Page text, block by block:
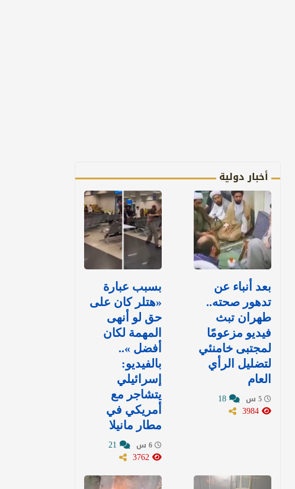
أخبار دولية
بعد أنباء عن
تدهور صحته..
طهران تبث
فيديو مزعومًا
لمجتبى خامنئي
لتضليل الرأي
العام
بسبب عبارة
«هتلر كان على
حق لو أنهى
المهمة لكان
أفضل »..
بالفيديو:
إسرائيلي
يتشاجر مع
أمريكي في
مطار مانيلا